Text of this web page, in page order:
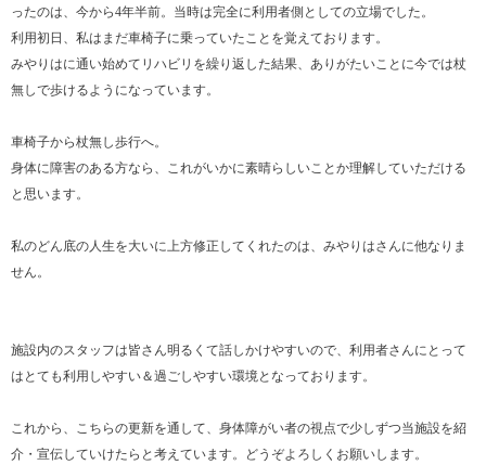
ったのは、今から4年半前。当時は完全に利用者側としての立場でした。
利用初日、私はまだ車椅子に乗っていたことを覚えております。
みやりはに通い始めてリハビリを繰り返した結果、ありがたいことに今では杖
無しで歩けるようになっています。
車椅子から杖無し歩行へ。
身体に障害のある方なら、これがいかに素晴らしいことか理解していただける
と思います。
私のどん底の人生を大いに上方修正してくれたのは、みやりはさんに他なりま
せん。
施設内のスタッフは皆さん明るくて話しかけやすいので、利用者さんにとって
はとても利用しやすい＆過ごしやすい環境となっております。
これから、こちらの更新を通して、身体障がい者の視点で少しずつ当施設を紹
介・宣伝していけたらと考えています。どうぞよろしくお願いします。